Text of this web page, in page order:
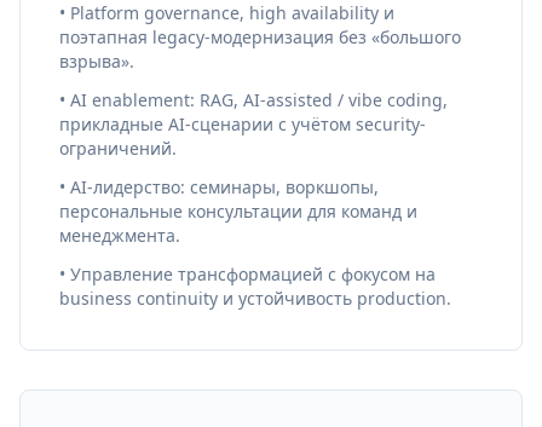
• Platform governance, high availability и
поэтапная legacy-модернизация без «большого
взрыва».
• AI enablement: RAG, AI-assisted / vibe coding,
прикладные AI-сценарии с учётом security-
ограничений.
• AI-лидерство: семинары, воркшопы,
персональные консультации для команд и
менеджмента.
• Управление трансформацией с фокусом на
business continuity и устойчивость production.